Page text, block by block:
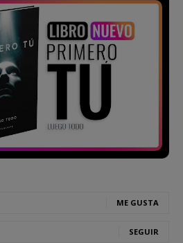
ME GUSTA
SEGUIR